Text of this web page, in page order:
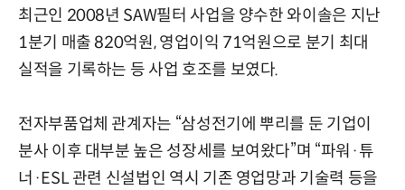
최근인 2008년 SAW필터 사업을 양수한 와이솔은 지난
1분기 매출 820억원, 영업이익 71억원으로 분기 최대
실적을 기록하는 등 사업 호조를 보였다.
전자부품업체 관계자는 “삼성전기에 뿌리를 둔 기업이
분사 이후 대부분 높은 성장세를 보여왔다”며 “파워·튜
너·ESL 관련 신설법인 역시 기존 영업망과 기술력 등을